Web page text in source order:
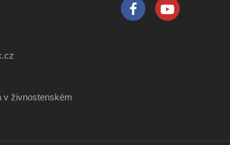
v živnostenském